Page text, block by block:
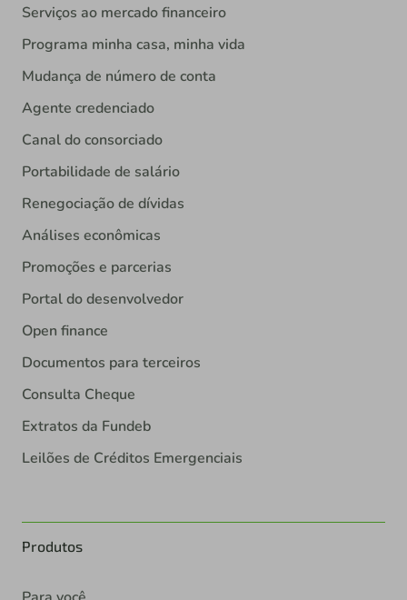
Serviços ao mercado financeiro
Programa minha casa, minha vida
Mudança de número de conta
Agente credenciado
Canal do consorciado
Portabilidade de salário
Renegociação de dívidas
Análises econômicas
Promoções e parcerias
Portal do desenvolvedor
Open finance
Documentos para terceiros
Consulta Cheque
Extratos da Fundeb
Leilões de Créditos Emergenciais
Produtos